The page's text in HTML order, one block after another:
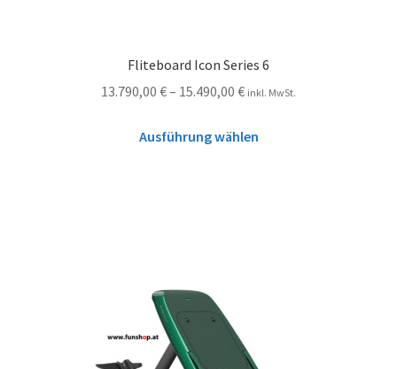
Fliteboard Icon Series 6
13.790,00 €– 15.490,00 € inkl. MwSt.
Ausführung wählen